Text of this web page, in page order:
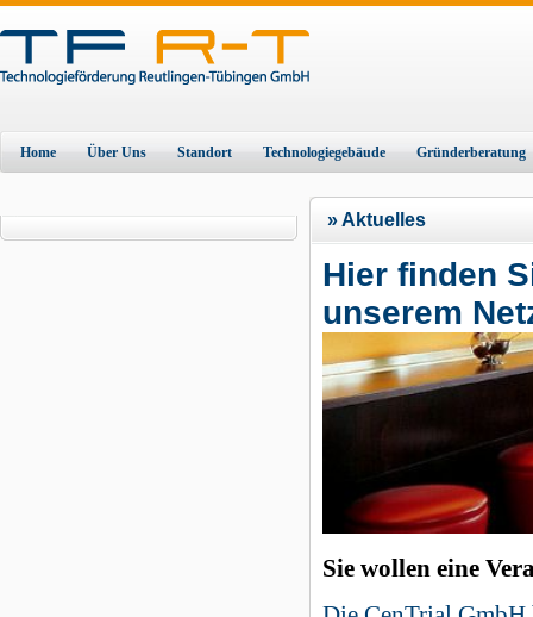
Home Über Uns Standort Technologiegebäude Gründerberatung
» Aktuelles
Hier finden
unserem
Sie wollen eine